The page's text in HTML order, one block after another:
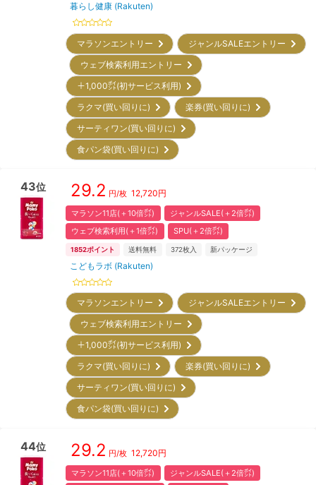
暮らし健康 (Rakuten)
マラソンエントリー
ジャンルSALEエントリー
ウェブ検索利用エントリー
＋1,000㌽(初サービス利用)
ラクマ(買い回りに)
楽券(買い回りに)
サーティワン(買い回りに)
食パン袋(買い回りに)
43位 29.2 円/枚 12,720円
マラソン11店(＋10倍㌽)
ジャンルSALE(＋2倍㌽)
ウェブ検索利用(＋1倍㌽)
SPU(＋2倍㌽)
1852ポイント 送料無料 372枚入 新パッケージ
こどもラボ (Rakuten)
マラソンエントリー
ジャンルSALEエントリー
ウェブ検索利用エントリー
＋1,000㌽(初サービス利用)
ラクマ(買い回りに)
楽券(買い回りに)
サーティワン(買い回りに)
食パン袋(買い回りに)
44位 29.2 円/枚 12,720円
マラソン11店(＋10倍㌽)
ジャンルSALE(＋2倍㌽)